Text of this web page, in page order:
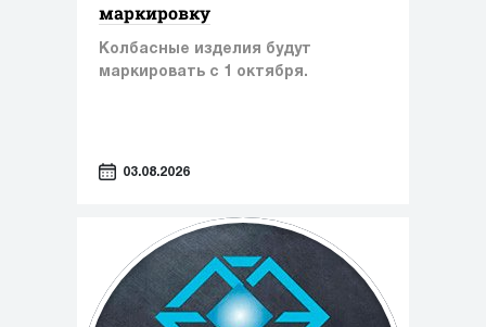
маркировку
Колбасные изделия будут
маркировать с 1 октября.
03.08.2026